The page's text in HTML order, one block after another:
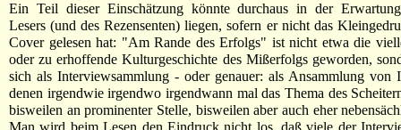
Ein Teil dieser Einschätzung könnte durchaus in der
Lesers (und des Rezensenten) liegen, sofern er nicht das
Cover gelesen hat: "Am Rande des Erfolgs" ist nicht etwa die
oder zu erhoffende Kulturgeschichte des Mißerfolgs geworden,
sich als Interviewsammlung - oder genauer: als Ansammlung von
denen irgendwie irgendwo irgendwann mal das Thema des
bisweilen an prominenter Stelle, bisweilen aber auch eher
Man wird beim Lesen den Eindruck nicht los, daß viele der